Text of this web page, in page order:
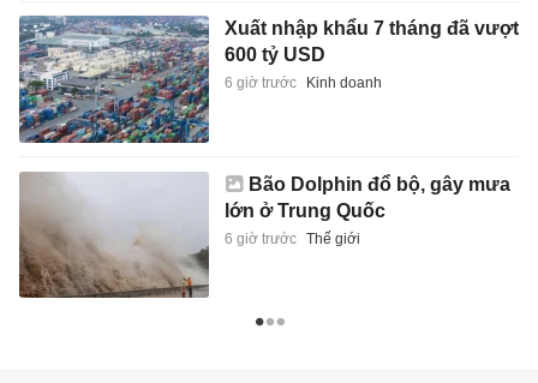
Xuất nhập khẩu 7 tháng đã vượt
600 tỷ USD
6 giờ trước Kinh doanh
Bão Dolphin đổ bộ, gây mưa
lớn ở Trung Quốc
6 giờ trước Thế giới